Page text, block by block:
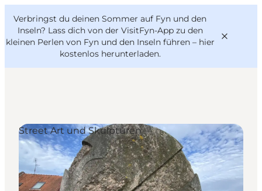
Verbringst du deinen Sommer auf Fyn und den
Inseln? Lass dich von der VisitFyn-App zu den
kleinen Perlen von Fyn und den Inseln führen – hier
kostenlos herunterladen.
Reise Ideen
Outdoor & bike
Essen & trinken
Übernachtung
VisitFyn
Deutsch
Street Art und Skulpturen